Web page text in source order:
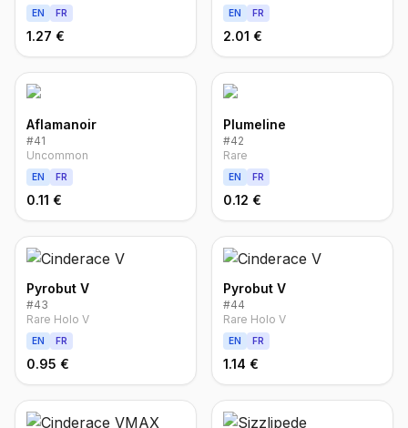
EN FR
1.27 €
EN FR
2.01 €
Aflamanoir
#41
Uncommon
EN FR
0.11 €
Plumeline
#42
Rare
EN FR
0.12 €
Pyrobut V
#43
Rare Holo V
EN FR
0.95 €
Pyrobut V
#44
Rare Holo V
EN FR
1.14 €